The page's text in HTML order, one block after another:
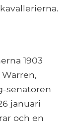
1903
senatoren
januari
och en